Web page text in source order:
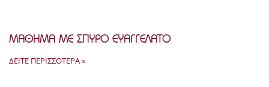
ΜΑΘΗΜΑ ΜΕ ΣΠΥΡΟ ΕΥΑΓΓΕΛΑΤΟ
ΔΕΊΤΕ ΠΕΡΙΣΣΌΤΕΡΑ »